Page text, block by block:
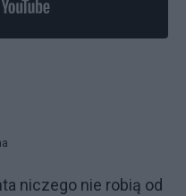
niczego nie robią od